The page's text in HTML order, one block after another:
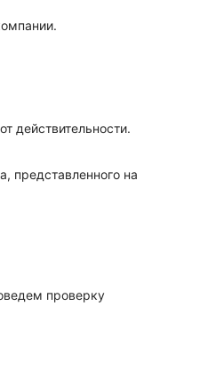
действительности.
представленного на
проверку